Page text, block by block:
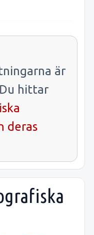
är
hittar
deras